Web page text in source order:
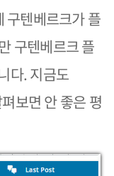
구텐베르크가 플
구텐베르크 플
다. 지금도
보면 안 좋은 평